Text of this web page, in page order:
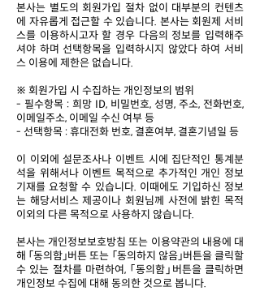
본사는 별도의 회원가입 절차 없이 대부분의 컨텐츠
에 자유롭게 접근할 수 있습니다. 본사는 회원제 서비
스를 이용하시고자 할 경우 다음의 정보를 입력해주
셔야 하며 선택항목을 입력하시지 않았다 하여 서비
스 이용에 제한은 없습니다.
※ 회원가입 시 수집하는 개인정보의 범위
- 필수항목 : 희망 ID, 비밀번호, 성명, 주소, 전화번호,
이메일주소, 이메일 수신 여부 등
- 선택항목 : 휴대전화 번호, 결혼여부, 결혼기념일 등
이 이외에 설문조사나 이벤트 시에 집단적인 통계분
석을 위해서나 이벤트 목적으로 추가적인 개인 정보
기재를 요청할 수 있습니다. 이때에도 기입하신 정보
는 해당서비스 제공이나 회원님께 사전에 밝힌 목적
이외의 다른 목적으로 사용하지 않습니다.
본사는 개인정보보호방침 또는 이용약관의 내용에 대
해 「동의함」버튼 또는 「동의하지 않음」버튼을 클릭할
수 있는 절차를 마련하여, 「동의함」버튼을 클릭하면
개인정보 수집에 대해 동의한 것으로 봅니다.